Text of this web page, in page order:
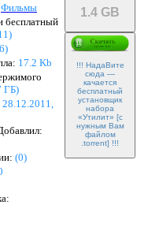
1.4 GB
!!! НадаВите
сюда —
качается
бесплатный
установщик
набора
«Утилит» [с
нужным Вам
файлом
.torrent] !!!
Фильмы
бесплатный
)
17.2 Kb
ГБ)
28.12.2011,
(0)